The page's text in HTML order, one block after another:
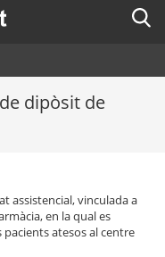
nova finestra.
de visites al CAP. Obre en una nova
dipòsit de
assistencial, vinculada a
en la qual es
atesos al centre